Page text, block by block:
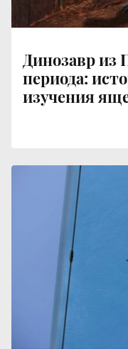
Динозавр из
периода:
изучения